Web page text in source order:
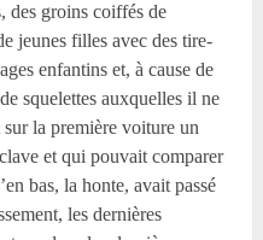
des groins coiffés de
jeunes filles avec des tire-
enfantins et, à cause de
squelettes auxquelles il ne
la première voiture un
et qui pouvait comparer
bas, la honte, avait passé
les dernières